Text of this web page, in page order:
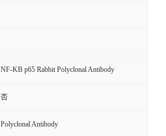
NF-KB p65 Rabbit Polyclonal Antibody
否
Polyclonal Antibody